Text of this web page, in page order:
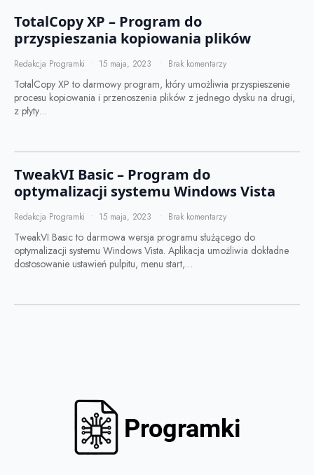
TotalCopy XP – Program do
przyspieszania kopiowania plików
Redakcja Programki 15 maja, 2023 Brak komentarzy
TotalCopy XP to darmowy program, który umożliwia przyspieszenie
procesu kopiowania i przenoszenia plików z jednego dysku na drugi,
z płyty…
TweakVI Basic – Program do
optymalizacji systemu Windows Vista
Redakcja Programki 15 maja, 2023 Brak komentarzy
TweakVI Basic to darmowa wersja programu służącego do
optymalizacji systemu Windows Vista. Aplikacja umożliwia dokładne
dostosowanie ustawień pulpitu, menu start,…